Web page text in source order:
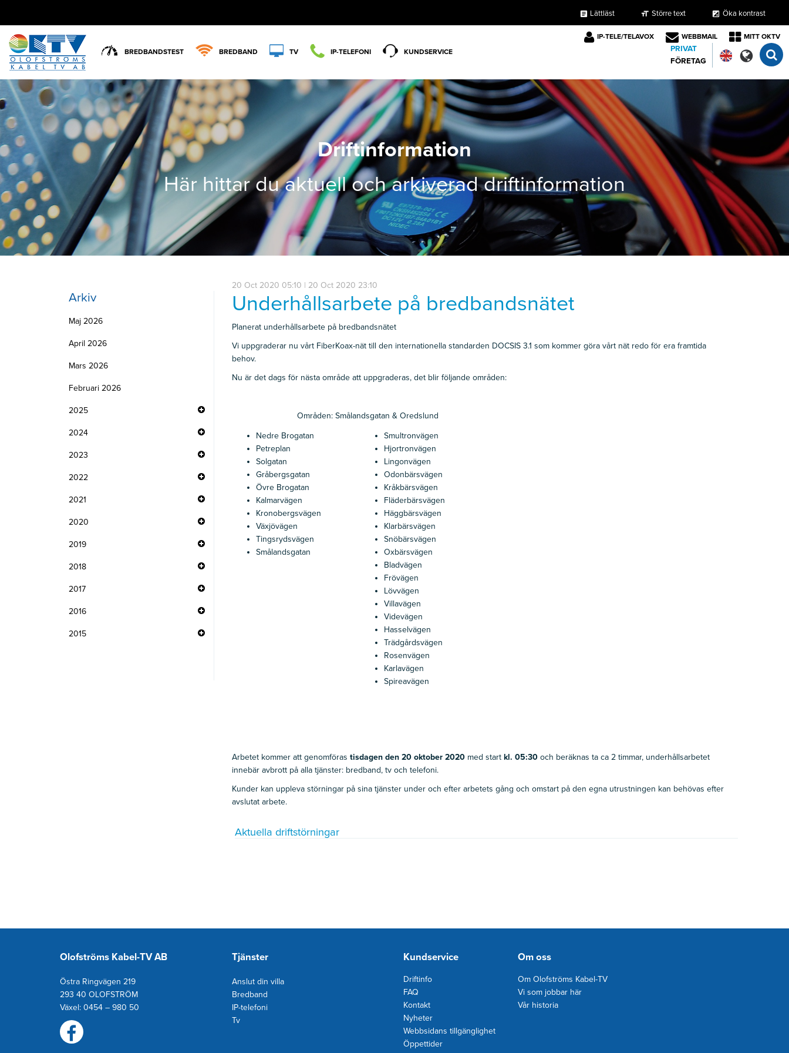
article Lättläst format_size Större text exposure Öka kontrast
BREDBANDSTEST BREDBAND TV IP-TELEFONI KUNDSERVICE
IP-TELE/TELAVOX WEBBMAIL MITT OKTV
PRIVAT
FÖRETAG
Driftinformation
Här hittar du aktuell och arkiverad driftinformation
Arkiv
Maj 2026
April 2026
Mars 2026
Februari 2026
2025
2024
2023
2022
2021
2020
2019
2018
2017
2016
2015
20 Oct 2020 05:10 | 20 Oct 2020 23:10
Underhållsarbete på bredbandsnätet
Planerat underhållsarbete på bredbandsnätet
Vi uppgraderar nu vårt FiberKoax-nät till den internationella standarden DOCSIS 3.1 som kommer göra vårt nät redo för era framtida
behov.
Nu är det dags för nästa område att uppgraderas, det blir följande områden:
Områden: Smålandsgatan & Oredslund
Nedre Brogatan
Petreplan
Solgatan
Gråbergsgatan
Övre Brogatan
Kalmarvägen
Kronobergsvägen
Växjövägen
Tingsrydsvägen
Smålandsgatan
Smultronvägen
Hjortronvägen
Lingonvägen
Odonbärsvägen
Kråkbärsvägen
Fläderbärsvägen
Häggbärsvägen
Klarbärsvägen
Snöbärsvägen
Oxbärsvägen
Bladvägen
Frövägen
Lövvägen
Villavägen
Videvägen
Hasselvägen
Trädgårdsvägen
Rosenvägen
Karlavägen
Spireavägen
Arbetet kommer att genomföras tisdagen den 20 oktober 2020 med startkl. 05:30och beräknas ta ca 2 timmar, underhållsarbetet
innebär avbrott på alla tjänster: bredband, tv och telefoni.
Kunder kan uppleva störningar på sina tjänster under och efter arbetets gång och omstart på den egna utrustningen kan behövas efter
avslutat arbete.
Aktuella driftstörningar
Olofströms Kabel-TV AB
Östra Ringvägen 219
293 40 OLOFSTRÖM
Växel: 0454 – 980 50
Tjänster
Anslut din villa
Bredband
IP-telefoni
Tv
Kundservice
Driftinfo
FAQ
Kontakt
Nyheter
Webbsidans tillgänglighet
Öppettider
Om oss
Om Olofströms Kabel-TV
Vi som jobbar här
Vår historia